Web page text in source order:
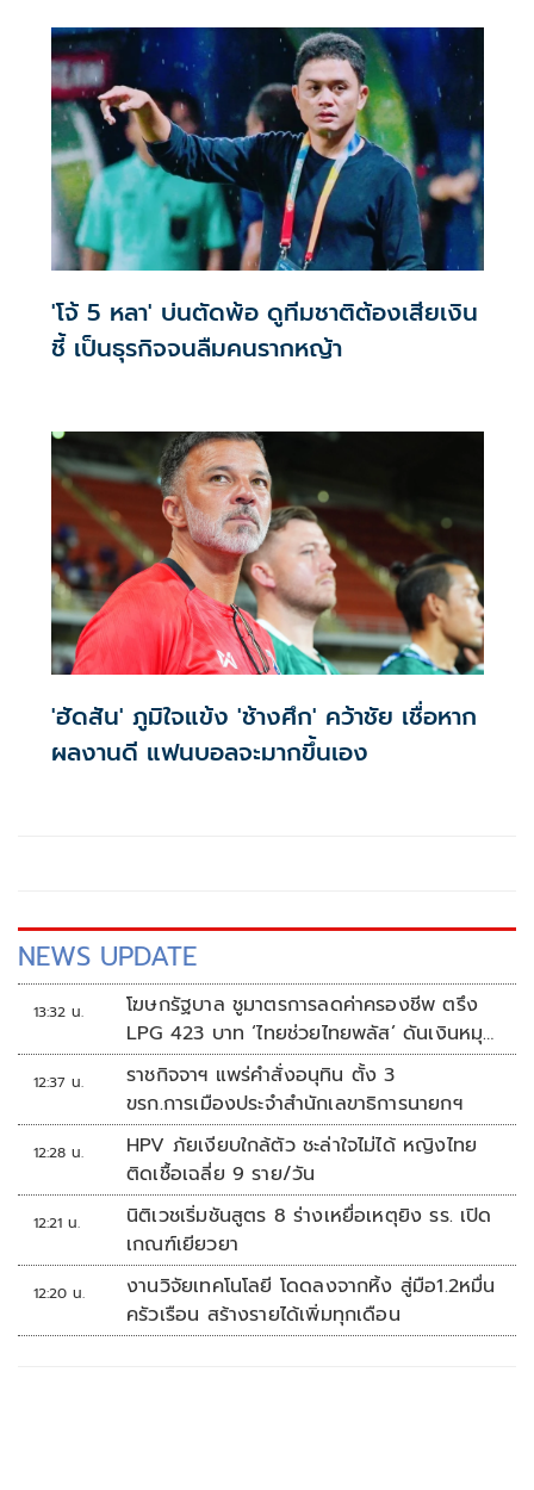
'โจ้ 5 หลา' บ่นตัดพ้อ ดูทีมชาติต้องเสียเงิน
ชี้ เป็นธุรกิจจนลืมคนรากหญ้า
'ฮัดสัน' ภูมิใจแข้ง 'ช้างศึก' คว้าชัย เชื่อหาก
ผลงานดี แฟนบอลจะมากขึ้นเอง
NEWS UPDATE
13:32 น.
โฆษกรัฐบาล ชูมาตรการลดค่าครองชีพ ตรึง
LPG 423 บาท ‘ไทยช่วยไทยพลัส’ ดันเงินหมุน
แสนล้าน
12:37 น.
ราชกิจจาฯ แพร่คำสั่งอนุทิน ตั้ง 3
ขรก.การเมืองประจำสำนักเลขาธิการนายกฯ
12:28 น.
HPV ภัยเงียบใกล้ตัว ชะล่าใจไม่ได้ หญิงไทย
ติดเชื้อเฉลี่ย 9 ราย/วัน
12:21 น.
นิติเวชเริ่มชันสูตร 8 ร่างเหยื่อเหตุยิง รร. เปิด
เกณฑ์เยียวยา
12:20 น.
งานวิจัยเทคโนโลยี โดดลงจากหิ้ง สู่มือ1.2หมื่น
ครัวเรือน สร้างรายได้เพิ่มทุกเดือน